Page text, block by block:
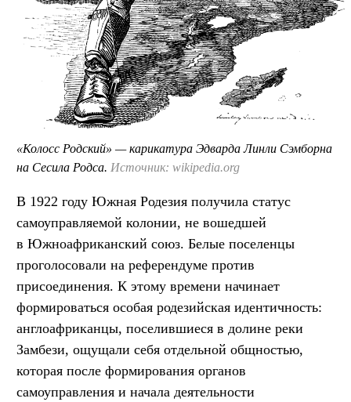
«Колосс Родский» — карикатура Эдварда Линли Сэмборна
на Сесила Родса. Источник: wikipedia.org
В 1922 году Южная Родезия получила статус
самоуправляемой колонии, не вошедшей
в Южноафриканский союз. Белые поселенцы
проголосовали на референдуме против
присоединения. К этому времени начинает
формироваться особая родезийская идентичность:
англоафриканцы, поселившиеся в долине реки
Замбези, ощущали себя отдельной общностью,
которая после формирования органов
самоуправления и начала деятельности